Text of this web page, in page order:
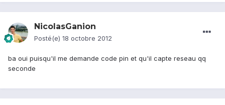
NicolasGanion
Posté(e) 18 octobre 2012
ba oui puisqu'il me demande code pin et qu'il capte reseau qq
seconde